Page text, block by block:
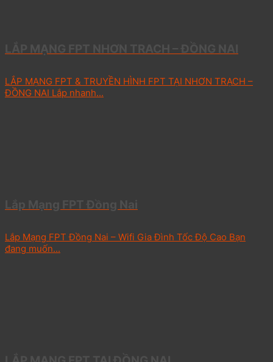
LẮP MẠNG FPT & TRUYỀN HÌNH FPT TẠI NHƠN TRẠCH –
ĐỒNG NAI Lắp nhanh...
Lắp Mạng FPT Đồng Nai – Wifi Gia Đình Tốc Độ Cao Bạn
đang muốn...